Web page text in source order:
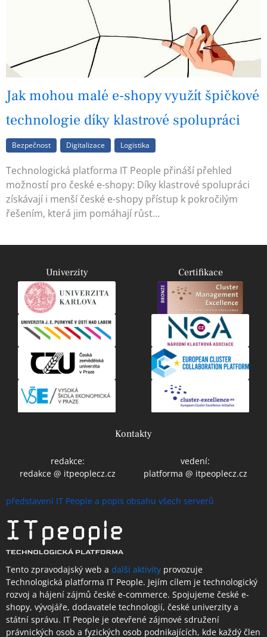
Jak mohou malé e-shopy využít špičkové
technologie díky klastrové spolupráci
Bezpečnost Digitalizace Logistika
Technologická platforma IT People přináší přehled
možností pro české e-shopy: Díky klastrové spolupráci
získávají i menší české e-shopy přístup k pokročilým
řešením, která jim pomáhají růst…
Univerzity Certifikace
Kontakty
redakce:
redakce @ itpeoplecz.cz
vedení:
platforma @ itpeoplecz.cz
představení IT People a popis obsahu všech serverů
Tento zpravodajský web a další aktivity provozuje
Technologická platforma IT People. Jejím cílem je technologický
rozvoj a hájení zájmů české e-commerce. Spojujeme české e-
shopy, vývojáře, dodavatele technologií, české univerzity a
státní správu. IT People je otevřené zájmové sdružení
právnických osob a fyzických osob podnikajících, kde každý člen